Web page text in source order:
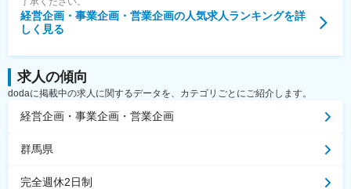
経営企画・事業企画・営業企画の人気求人ランキングを詳
しく見る
求人の傾向
dodaに掲載中の求人に関するデータを、カテゴリごとにご紹介します。
経営企画・事業企画・営業企画
群馬県
完全週休2日制